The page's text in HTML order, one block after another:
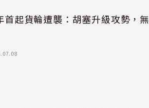
首起貨輪遭襲：胡塞升級攻勢，無